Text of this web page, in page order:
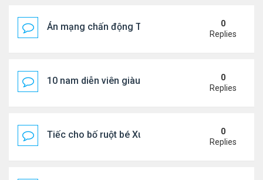
Án mạng chấn động Thái lan: hai chị em người
0
Replies
10 nam diễn viên giàu nhất Trung Quốc 2026
0
Replies
Tiếc cho bố ruột bé Xuân Mai ở Mỹ
0
Replies